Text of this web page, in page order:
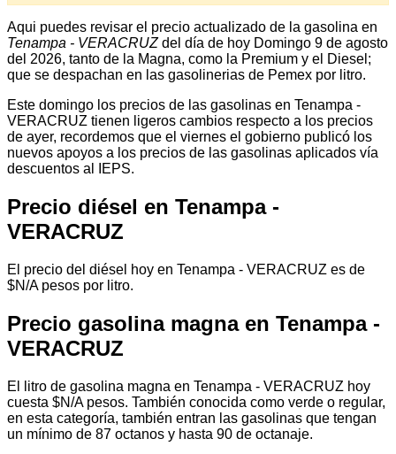
Aqui puedes revisar el precio actualizado de la gasolina en
Tenampa - VERACRUZdel día de hoy Domingo 9 de agosto
del 2026, tanto de la Magna, como la Premium y el Diesel;
que se despachan en las gasolinerias de Pemex por litro.
Este domingo los precios de las gasolinas en Tenampa -
VERACRUZ tienen ligeros cambios respecto a los precios
de ayer, recordemos que el viernes el gobierno publicó los
nuevos apoyos a los precios de las gasolinas aplicados vía
descuentos al IEPS.
Precio diésel en Tenampa -
VERACRUZ
El precio del diésel hoy en Tenampa - VERACRUZ es de
$N/A pesos por litro.
Precio gasolina magna en Tenampa -
VERACRUZ
El litro de gasolina magna en Tenampa - VERACRUZ hoy
cuesta $N/A pesos. También conocida como verde o regular,
en esta categoría, también entran las gasolinas que tengan
un mínimo de 87 octanos y hasta 90 de octanaje.